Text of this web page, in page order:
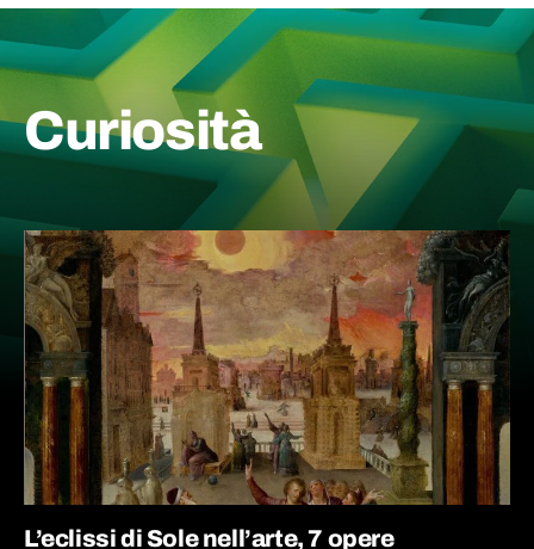
Curiosità
L’eclissi di Sole nell’arte, 7 opere